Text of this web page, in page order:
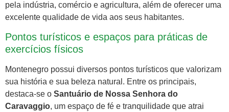
pela indústria, comércio e agricultura, além de oferecer uma
excelente qualidade de vida aos seus habitantes.
Pontos turísticos e espaços para práticas de
exercícios físicos
Montenegro possui diversos pontos turísticos que valorizam
sua história e sua beleza natural. Entre os principais,
destaca-se o Santuário de Nossa Senhora do
Caravaggio, um espaço de fé e tranquilidade que atrai